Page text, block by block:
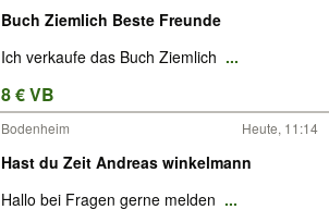
Buch Ziemlich Beste Freunde
Ich verkaufe das Buch Ziemlich ...
8 € VB
Bodenheim Heute, 11:14
Hast du Zeit Andreas winkelmann
Hallo bei Fragen gerne melden ...